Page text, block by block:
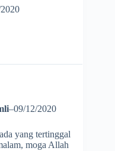
–09/12/2020
yang tertinggal
moga Allah